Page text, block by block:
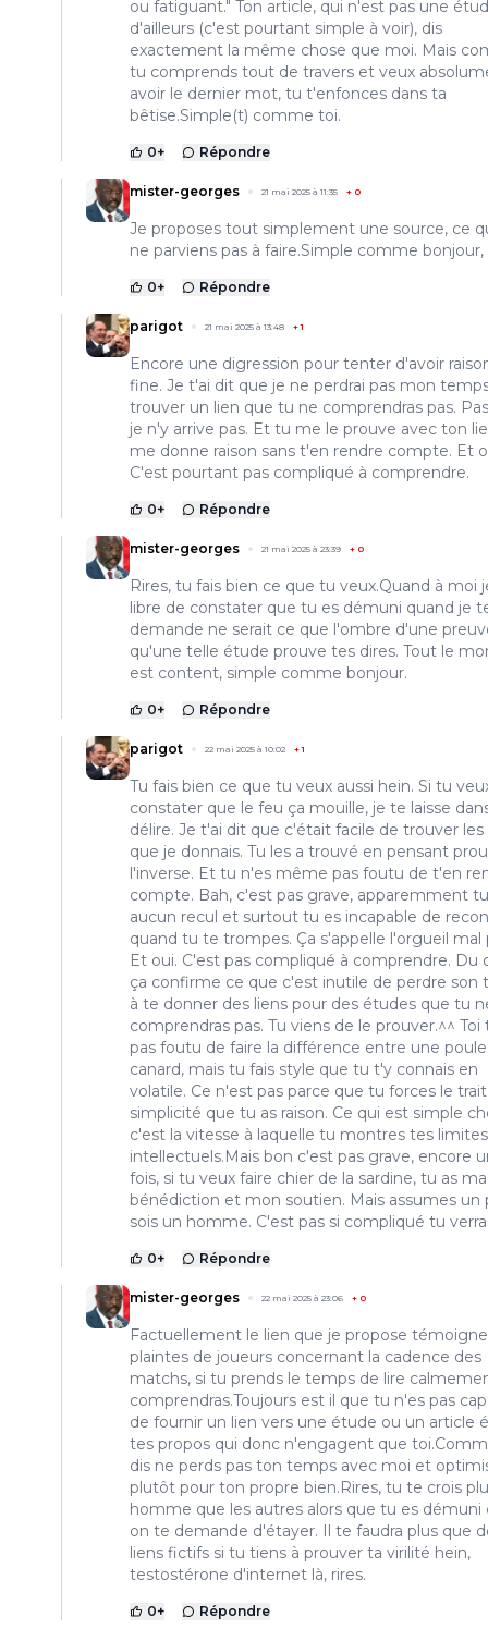
ou fatiguant." Ton article, qui n'est pas une
d'ailleurs (c'est pourtant simple à voir), dis
exactement la même chose que moi. Mais
tu comprends tout de travers et veux
avoir le dernier mot, tu t'enfonces dans ta
bêtise.Simple(t) comme toi.
0+ Répondre
mister-georges 21 mai 2025 à 11:35 + 0
Je proposes tout simplement une source, ce
ne parviens pas à faire.Simple comme
0+ Répondre
parigot 21 mai 2025 à 13:48 +1
Encore une digression pour tenter d'avoir
fine. Je t'ai dit que je ne perdrai pas mon
trouver un lien que tu ne comprendras pas.
je n'y arrive pas. Et tu me le prouve avec ton
me donne raison sans t'en rendre compte. Et
C'est pourtant pas compliqué à comprendre.
0+ Répondre
mister-georges 21 mai 2025 à 23:39 + 0
Rires, tu fais bien ce que tu veux.Quand à moi
libre de constater que tu es démuni quand je
demande ne serait ce que l'ombre d'une
qu'une telle étude prouve tes dires. Tout le
est content, simple comme bonjour.
0+ Répondre
parigot 22 mai 2025 à 10:02 +1
Tu fais bien ce que tu veux aussi hein. Si tu
constater que le feu ça mouille, je te laisse
délire. Je t'ai dit que c'était facile de trouver les
que je donnais. Tu les a trouvé en pensant
l'inverse. Et tu n'es même pas foutu de t'en
compte. Bah, c'est pas grave, apparemment
aucun recul et surtout tu es incapable de
quand tu te trompes. Ça s'appelle l'orgueil mal
Et oui. C'est pas compliqué à comprendre. Du
ça confirme ce que c'est inutile de perdre son
à te donner des liens pour des études que tu
comprendras pas. Tu viens de le prouver.^^ Toi
pas foutu de faire la différence entre une
canard, mais tu fais style que tu t'y connais en
volatile. Ce n'est pas parce que tu forces le
simplicité que tu as raison. Ce qui est simple
c'est la vitesse à laquelle tu montres tes limites
intellectuels.Mais bon c'est pas grave, encore
fois, si tu veux faire chier de la sardine, tu as ma
bénédiction et mon soutien. Mais assumes un
sois un homme. C'est pas si compliqué tu
0+ Répondre
mister-georges 22 mai 2025 à 23:06 + 0
Factuellement le lien que je propose
plaintes de joueurs concernant la cadence des
matchs, si tu prends le temps de lire
comprendras.Toujours est il que tu n'es pas
de fournir un lien vers une étude ou un article
tes propos qui donc n'engagent que
dis ne perds pas ton temps avec moi et
plutôt pour ton propre bien.Rires, tu te crois
homme que les autres alors que tu es démuni
on te demande d'étayer. Il te faudra plus que
liens fictifs si tu tiens à prouver ta virilité hein,
testostérone d'internet là, rires.
0+ Répondre